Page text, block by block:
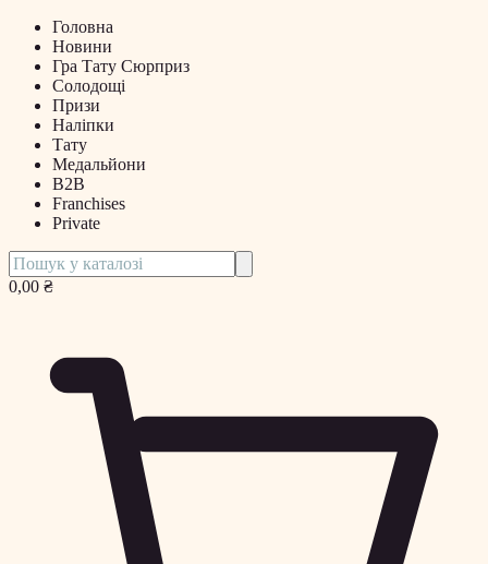
Головна
Новини
Гра Тату Сюрприз
Солодощі
Призи
Наліпки
Тату
Медальйони
B2B
Franchises
Private
0,00 ₴